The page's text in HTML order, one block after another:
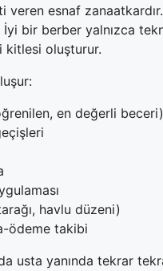
veren esnaf
İyi bir berber yalnızca
kitlesi oluşturur.
en değerli beceri)
havlu düzeni)
ödeme takibi
yanında tekrar